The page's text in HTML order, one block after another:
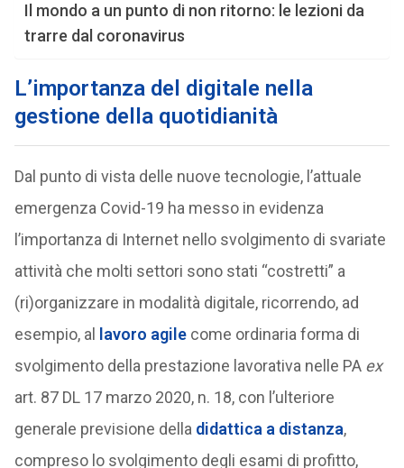
Il mondo a un punto di non ritorno: le lezioni da
trarre dal coronavirus
L’importanza del digitale nella
gestione della quotidianità
Dal punto di vista delle nuove tecnologie, l’attuale
emergenza Covid-19 ha messo in evidenza
l’importanza di Internet nello svolgimento di svariate
attività che molti settori sono stati “costretti” a
(ri)organizzare in modalità digitale, ricorrendo, ad
esempio, al
lavoro agilecome ordinaria forma di
svolgimento della prestazione lavorativa nelle PA ex
art. 87 DL 17 marzo 2020, n. 18, con l’ulteriore
generale previsione della didattica a distanza,
compreso lo svolgimento degli esami di profitto,